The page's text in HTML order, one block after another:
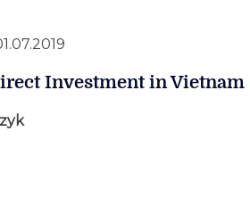
Investment in Vietnam